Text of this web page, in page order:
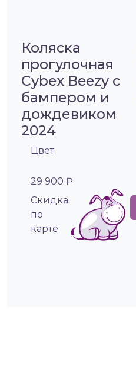
Коляска
прогулочная
Cybex Beezy с
бампером и
дождевиком
2024
Цвет
29 900 ₽
Cкидка
по
карте